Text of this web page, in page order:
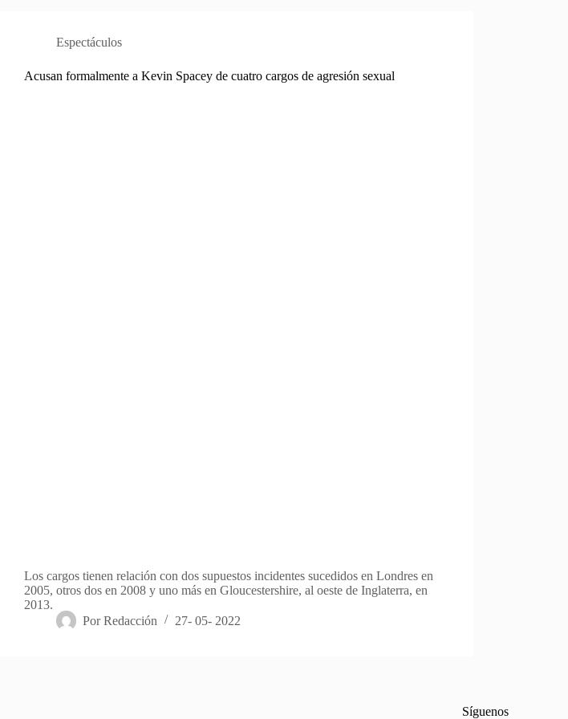
Espectáculos
Acusan formalmente a Kevin Spacey de cuatro cargos de agresión sexual
Los cargos tienen relación con dos supuestos incidentes sucedidos en Londres en
2005, otros dos en 2008 y uno más en Gloucestershire, al oeste de Inglaterra, en
2013.
Por Redacción 27- 05- 2022
Síguenos